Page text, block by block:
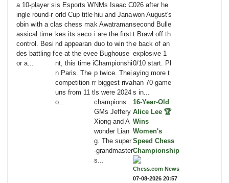
a 10-player s
ingle round-r
obin with a cl
assical time
control. Besi
des battling f
or a...
is Esports W
orld Cup title
as chess ma
kes its seco
nd appearan
ce at the eve
nt, this time i
n Paris. The
competition r
uns from 11 t
o...
NMs Isaac C
hiu and Jana
k Awatraman
i are the first
duo to win th
e Bughouse
Championshi
p twice. Thei
r biggest riva
ls were 2024
champions
GMs Jeffery
Xiong and A
wonder Lian
g. The super
-grandmaster
s...
026 after he
won August's
second Bulle
t Brawl off th
e back of an
explosive 1
0/10 start. Pl
aying more t
han 70 game
s in...
16-Year-Old
Alice Lee 🏆
Wins
Women's
Speed Chess
Championship
Chess.com News
07-08-2026 20:57